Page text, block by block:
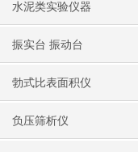
水泥类实验仪器
振实台 振动台
勃式比表面积仪
负压筛析仪